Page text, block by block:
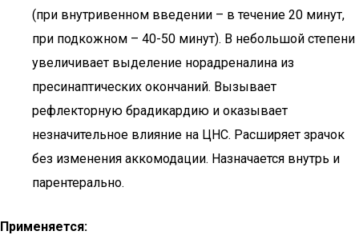
(при внутривенном введении – в течение 20 минут,
при подкожном – 40-50 минут). В небольшой степени
увеличивает выделение норадреналина из
пресинаптических окончаний. Вызывает
рефлекторную брадикардию и оказывает
незначительное влияние на ЦНС. Расширяет зрачок
без изменения аккомодации. Назначается внутрь и
парентерально.
Применяется: